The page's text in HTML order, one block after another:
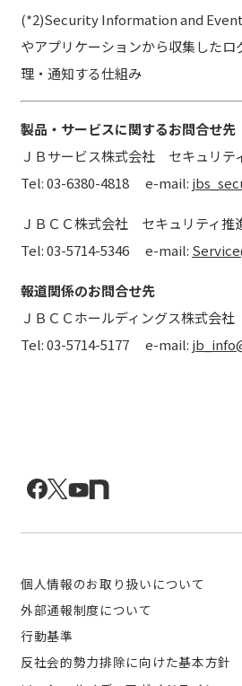
(*2)Security Information and
やアプリケーションから収集したロ
理・通知する仕組み
製品・サービスに関するお問合せ先
ＪＢサービス株式会社 セキュリ
Tel: 03-6380-4818 e-mail:
ＪＢＣＣ株式会社 セキュリティ
Tel: 03-5714-5346 e-mail:
報道関係のお問合せ先
ＪＢＣＣホールディングス株式会
Tel: 03-5714-5177 e-mail:
個人情報のお取り扱いについて
外部通報制度について
行動基準
反社会的勢力排除に向けた基本方針